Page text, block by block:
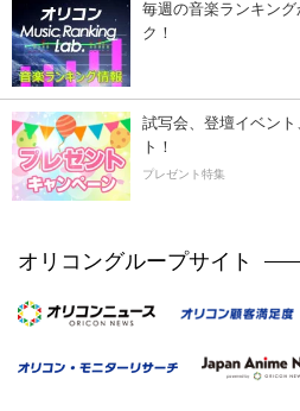
毎週の音楽ランキン
ク！
試写会、登壇イベン
ト！
プレゼント特集
オリコングループサイト